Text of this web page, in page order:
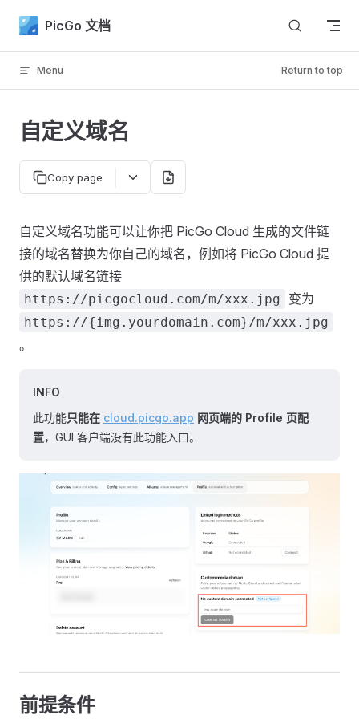
Skip to content
PicGo 文档
Menu Return to top
自定义域名
Copy page
自定义域名功能可以让你把 PicGo Cloud 生成的文件链
接的域名替换为你自己的域名，例如将 PicGo Cloud 提
供的默认域名链接
https://picgocloud.com/m/xxx.jpg 变为
https://{img.yourdomain.com}/m/xxx.jpg
。
INFO
此功能只能在 cloud.picgo.app 网页端的 Profile 页配
置，GUI 客户端没有此功能入口。
前提条件